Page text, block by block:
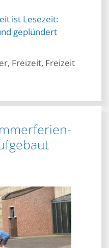
ist Lesezeit:
geplündert
, Freizeit, Freizeit